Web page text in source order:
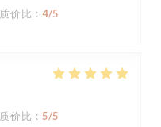
质价比 : 4/5
质价比 : 5/5